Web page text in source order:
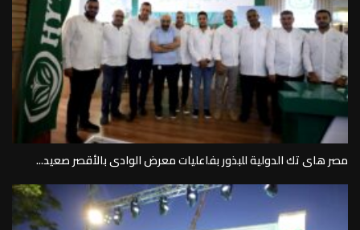
مصر هاى تك الدولية للبذور بفاعليات معرض الوادى بالأقصر صعيد...